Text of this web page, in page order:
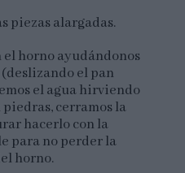
piezas alargadas.
horno ayudándonos
el pan
el agua hirviendo
cerramos la
hacerlo con la
para no perder la
horno.